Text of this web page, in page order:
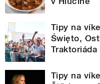
Tipy na
Święto,
Traktoriáda
Tipy na